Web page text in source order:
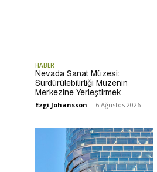
HABER
Nevada Sanat Müzesi:
Sürdürülebilirliği Müzenin
Merkezine Yerleştirmek
Ezgi Johansson - 6 Ağustos 2026